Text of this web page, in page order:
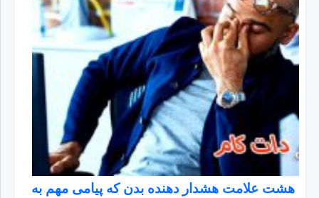
هشت علامت هشدار دهنده بدن که پیامی مهم به